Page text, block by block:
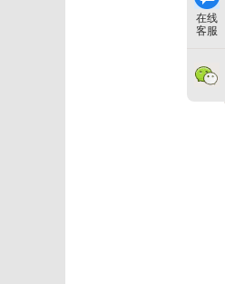
在线
客服